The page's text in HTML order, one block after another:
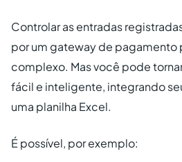
Controlar as entradas
por um gateway de pagamento
complexo. Mas você pode
fácil e inteligente, integrando
uma planilha Excel.
É possível, por exemplo: